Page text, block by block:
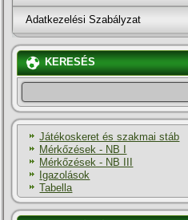
Adatkezelési Szabályzat
KERESÉS
Játékoskeret és szakmai stáb
Mérkőzések - NB I
Mérkőzések - NB III
Igazolások
Tabella